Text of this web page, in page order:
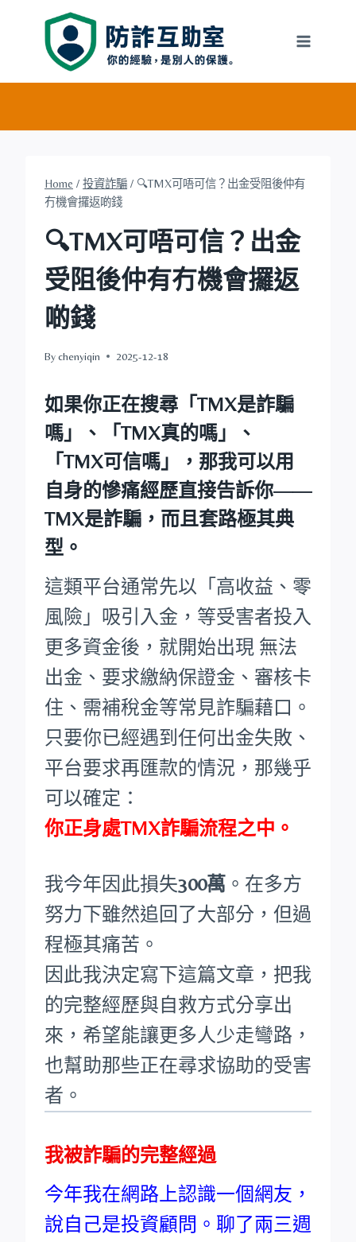
Home / 投資詐騙 / 🔍TMX可唔可信？出金受阻後仲有
冇機會攞返啲錢
🔍TMX可唔可信？出金
受阻後仲有冇機會攞返
啲錢
Bychenyiqin 2025-12-18
如果你正在搜尋 「TMX是詐騙
嗎」
、 「TMX真的嗎」
、
「TMX可信嗎」
，那我可以用
自身的慘痛經歷直接告訴你——
TMX是詐騙，而且套路極其典
型。
這類平台通常先以「高收益、零
風險」吸引入金，等受害者投入
更多資金後，就開始出現 無法
出金、要求繳納保證金、審核卡
住、需補稅金等常見詐騙藉口。
只要你已經遇到任何出金失敗、
平台要求再匯款的情況，那幾乎
可以確定：
你正身處TMX詐騙流程之中。
我今年因此損失300萬 。在多方
努力下雖然追回了大部分，但過
程極其痛苦。
因此我決定寫下這篇文章，把我
的完整經歷與自救方式分享出
來，希望能讓更多人少走彎路，
也幫助那些正在尋求協助的受害
者。
我被詐騙的完整經過
今年我在網路上認識一個網友，
說自己是投資顧問。聊了兩三週